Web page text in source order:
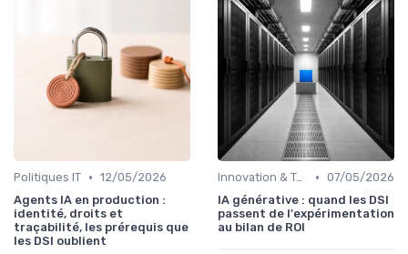
Politiques IT • 12/05/2026
Agents IA en production :
identité, droits et
traçabilité, les prérequis que
les DSI oublient
Innovation & Tendances • 07/05/2026
IA générative : quand les DSI
passent de l'expérimentation
au bilan de ROI